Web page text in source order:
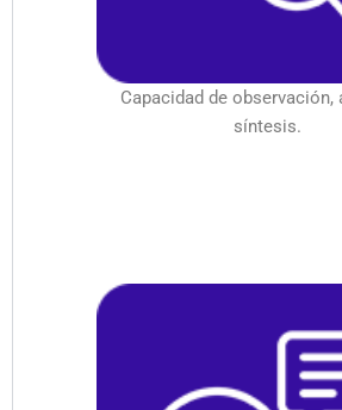
Capacidad de observación,
síntesis.